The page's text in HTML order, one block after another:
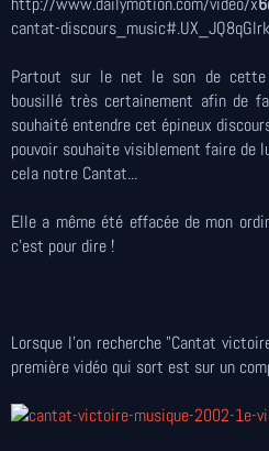
cantat-discours_music#.UX_JQ8qGlrk
Partout sur le net le son de cette
bousillé très certainement afin de
souhaité entendre cet épineux
pouvoir souhaite visiblement faire de
cela notre Cantat...
Elle a même été effacée de mon
c'est pour dire !
Lorsque l'on recherche "Cantat
première vidéo qui sort est sur un